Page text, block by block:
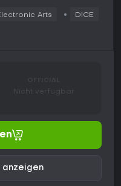
Arts DICE
Nicht verfügbar
anzeigen